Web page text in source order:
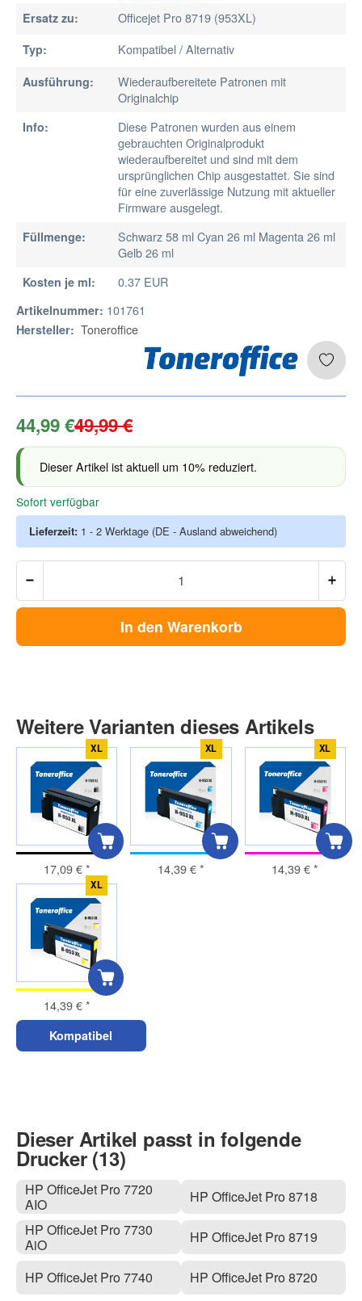
Ersatz zu: Officejet Pro 8719 (953XL)
Typ: Kompatibel / Alternativ
Ausführung:
Wiederaufbereitete Patronen mit
Originalchip
Info:
Diese Patronen wurden aus einem
gebrauchten Originalprodukt
wiederaufbereitet und sind mit dem
ursprünglichen Chip ausgestattet. Sie sind
für eine zuverlässige Nutzung mit aktueller
Firmware ausgelegt.
Füllmenge:
Schwarz 58 ml Cyan 26 ml Magenta 26 ml
Gelb 26 ml
Kosten je ml: 0.37 EUR
Artikelnummer: 101761
Hersteller: Toneroffice
44,99 €49,99 €
Dieser Artikel ist aktuell um 10% reduziert.
Sofort verfügbar
Lieferzeit: 1 - 2 Werktage (DE - Ausland abweichend)
In den Warenkorb
Weitere Varianten dieses Artikels
XL
17,09 €*
XL
14,39 €*
XL
14,39 €*
XL
14,39 €*
Kompatibel
Dieser Artikel passt in folgende
Drucker (13)
HP OfficeJet Pro 7720
AIO
HP OfficeJet Pro 7730
AiO
HP OfficeJet Pro 7740
HP OfficeJet Pro 8718
HP OfficeJet Pro 8719
HP OfficeJet Pro 8720